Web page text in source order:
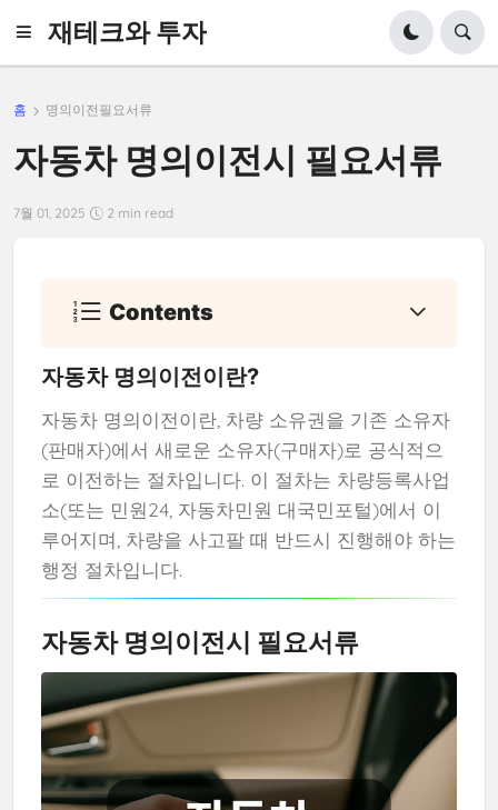
재테크와 투자
홈 명의이전필요서류
자동차 명의이전시 필요서류
7월 01, 2025 2 min read
Contents
자동차 명의이전이란?
자동차 명의이전이란, 차량 소유권을 기존 소유자
(판매자)에서 새로운 소유자(구매자)로 공식적으
로 이전하는 절차입니다. 이 절차는 차량등록사업
소(또는 민원24, 자동차민원 대국민포털)에서 이
루어지며, 차량을 사고팔 때 반드시 진행해야 하는
행정 절차입니다.
자동차 명의이전시 필요서류